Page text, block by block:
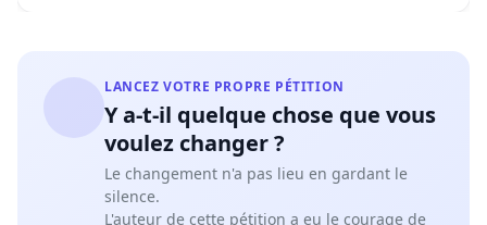
LANCEZ VOTRE PROPRE PÉTITION
Y a-t-il quelque chose que vous
voulez changer ?
Le changement n'a pas lieu en gardant le
silence.
L'auteur de cette pétition a eu le courage de